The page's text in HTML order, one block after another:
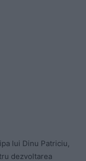
lui Dinu Patriciu,
dezvoltarea